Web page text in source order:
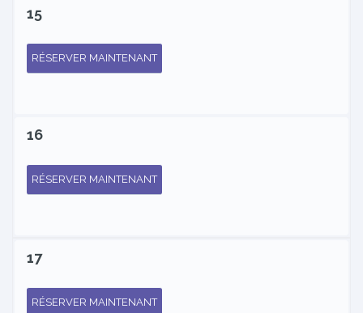
15
RÉSERVER MAINTENANT
16
RÉSERVER MAINTENANT
17
RÉSERVER MAINTENANT